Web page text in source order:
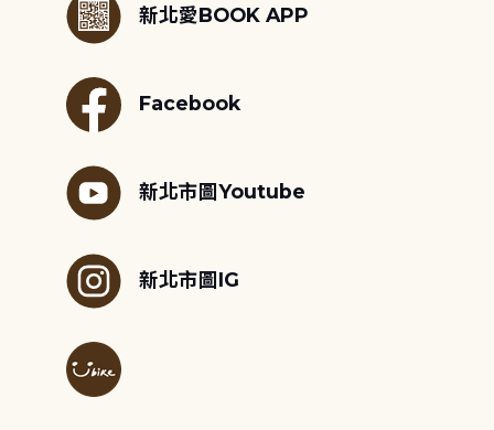
新北愛BOOK APP
Facebook
新北市圖Youtube
新北市圖IG